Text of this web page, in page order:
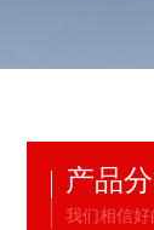
产品
我们相信好